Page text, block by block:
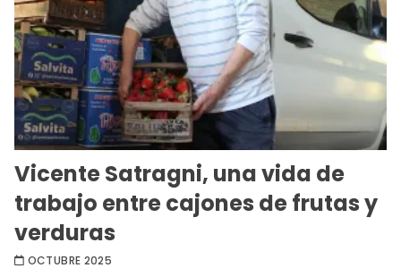
Vicente Satragni, una vida de
trabajo entre cajones de frutas y
verduras
OCTUBRE 2025